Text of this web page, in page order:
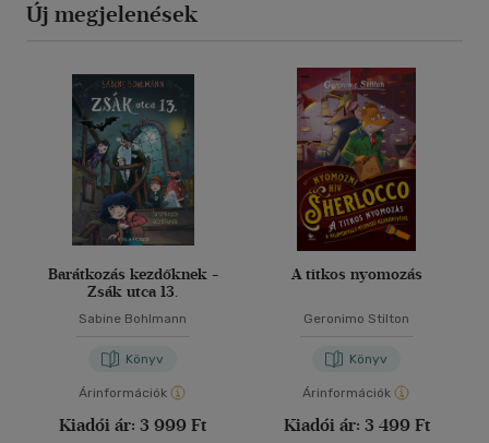
Új megjelenések
Barátkozás kezdőknek -
Zsák utca 13.
Sabine Bohlmann
Könyv
Árinformációk
Kiadói ár: 3 999 Ft
A titkos nyomozás
Geronimo Stilton
Könyv
Árinformációk
Kiadói ár: 3 499 Ft